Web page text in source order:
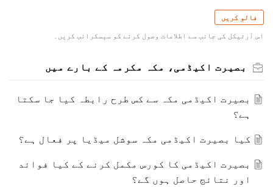
فالو کریں
اس آرٹیکل کی جانب سے اطلاعات وصول کرنے کو سبسکرائب کریں۔
بصیرت اکیڈمی، مکہ مکرمہ کے بارے میں
بصیرت اکیڈمی مکہ سے کس طرح رابطہ کیا جا سکتا
ہے؟
کیا بصیرت اکیڈمی مکہ سوشل میڈیا پر فعال ہے؟
بصیرت اکیڈمی کا کورس مکمل کرنے کے کیا فوائد
اور نتائج حاصل ہوں گے؟